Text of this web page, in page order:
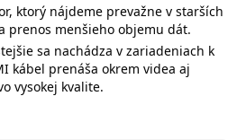
ktorý nájdeme prevažne v starších
prenos menšieho objemu dát.
sa nachádza v zariadeniach k
kábel prenáša okrem videa aj
vysokej kvalite.